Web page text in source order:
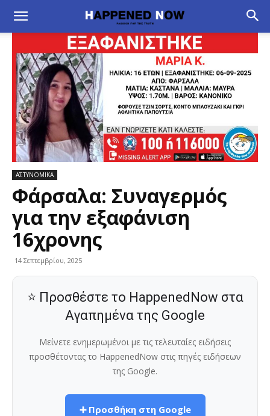
ΑΣΤΥΝΟΜΙΚΑ
Φάρσαλα: Συναγερμός
για την εξαφάνιση
16χρονης
14 Σεπτεμβρίου, 2025
⭐ Προσθέστε το HappenedNow στα
Αγαπημένα της Google
Μείνετε ενημερωμένοι με τις τελευταίες ειδήσεις
προσθέτοντας το HappenedNow στις πηγές ειδήσεων
της Google.
➕ Προσθήκη στη Google